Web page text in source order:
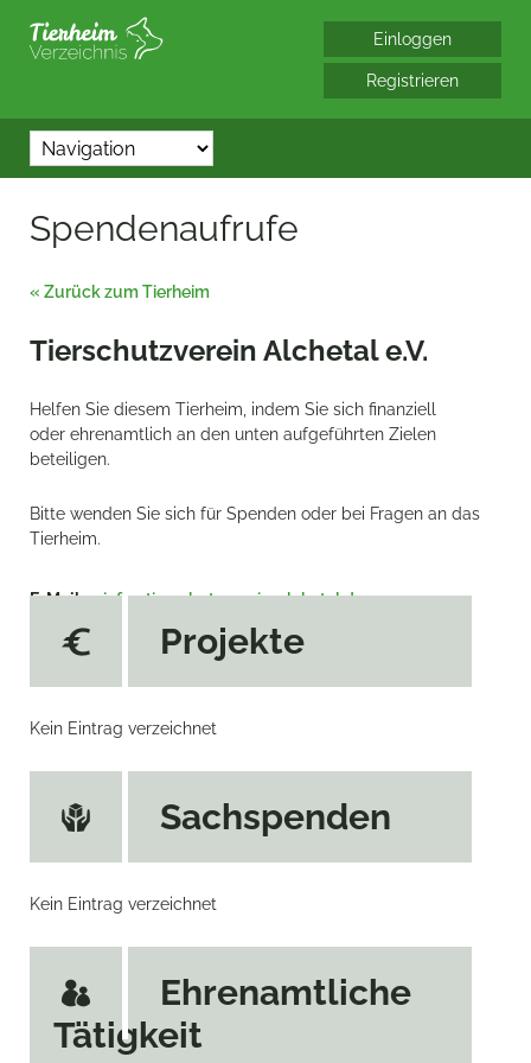
*/?> bool(false)
Spendenaufrufe
« Zurück zum Tierheim
Tierschutzverein Alchetal e.V.
Helfen Sie diesem Tierheim, indem Sie sich finanziell
oder ehrenamtlich an den unten aufgeführten Zielen
beteiligen.
Bitte wenden Sie sich für Spenden oder bei Fragen an das
Tierheim.
E-Mail
info@tierschutzverein-alchetal.de
Web
http://www.tierschutzverein-alchetal.de
Projekte
Kein Eintrag verzeichnet
Sachspenden
Kein Eintrag verzeichnet
Ehrenamtliche
Tätigkeit